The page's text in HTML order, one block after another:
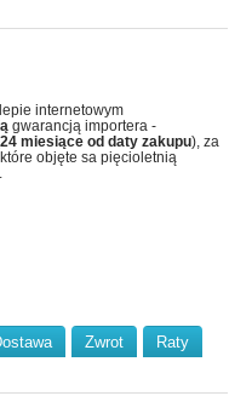
internetowym
gwarancją importera -
24 miesiące od daty zakupu), za
objęte sa pięcioletnią
Zwrot
Raty